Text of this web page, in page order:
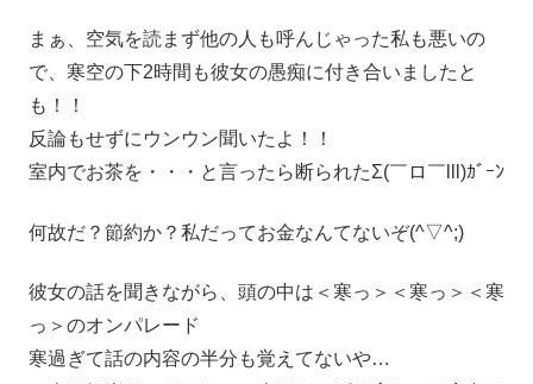
まぁ、空気を読まず他の人も呼んじゃった私も悪いの
で、寒空の下2時間も彼女の愚痴に付き合いましたと
も！！
反論もせずにウンウン聞いたよ！！
室内でお茶を・・・と言ったら断られたΣ(￣ロ￣lll)ｶﾞｰﾝ
何故だ？節約か？私だってお金なんてないぞ(^▽^;)
彼女の話を聞きながら、頭の中は＜寒っ＞＜寒っ＞＜寒
っ＞のオンパレード
寒過ぎて話の内容の半分も覚えてないや…